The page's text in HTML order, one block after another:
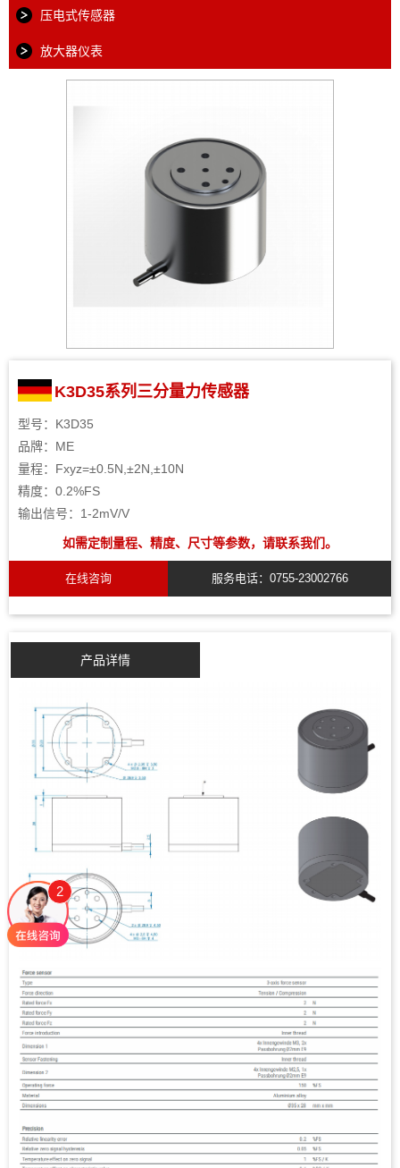
压电式传感器
放大器仪表
K3D35系列三分量力传感器
型号：K3D35
品牌：ME
量程：Fxyz=±0.5N,±2N,±10N
精度：0.2%FS
输出信号：1-2mV/V
如需定制量程、精度、尺寸等参数，请联系我们。
在线咨询 服务电话：0755-23002766
产品详情
2